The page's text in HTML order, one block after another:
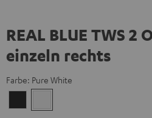
REAL BLUE TWS 2
einzeln rechts
Farbe: Pure White
Black White